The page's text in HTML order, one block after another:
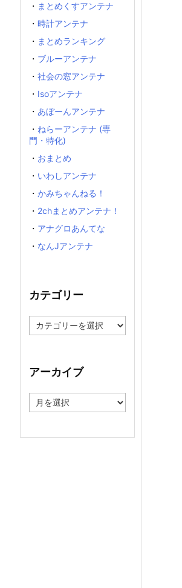
・ まとめくすアンテナ
・ 時計アンテナ
・ まとめランキング
・ ブルーアンテナ
・ 社会の窓アンテナ
・ Isoアンテナ
・ あぼーんアンテナ
・ ねらーアンテナ (専
門・特化)
・ おまとめ
・ いわしアンテナ
・ かみちゃんねる！
・ 2chまとめアンテナ！
・ アナグロあんてな
・ なんJアンテナ
カテゴリー
テ
ー
アーカイブ
ー